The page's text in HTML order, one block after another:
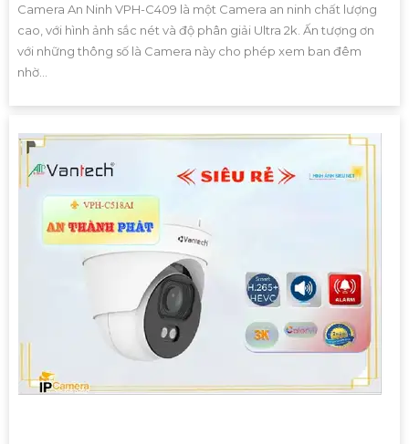
Camera An Ninh VPH-C409 là một Camera an ninh chất lượng
cao, với hình ảnh sắc nét và độ phân giải Ultra 2k. Ấn tượng ơn
với những thông số là Camera này cho phép xem ban đêm
nhờ...